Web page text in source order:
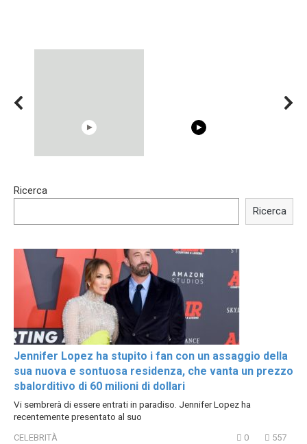
Trying BOLLYWOOD
Shocking illusion - Pretty
Ricerca
Ricerca
Jennifer Lopez ha stupito i fan con un assaggio della
sua nuova e sontuosa residenza, che vanta un prezzo
sbalorditivo di 60 milioni di dollari
Vi sembrerà di essere entrati in paradiso. Jennifer Lopez ha
recentemente presentato al suo
CELEBRITÀ 0 557